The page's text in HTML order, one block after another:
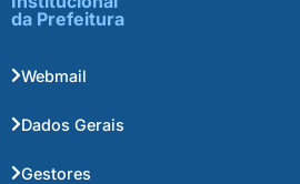
da Prefeitura
Webmail
Dados Gerais
Gestores